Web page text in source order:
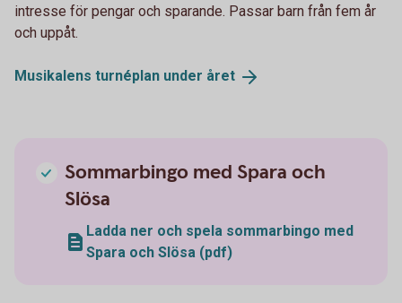
intresse för pengar och sparande. Passar barn från fem år
och uppåt.
Musikalens turnéplan under året
Sommarbingo med Spara och
Slösa
Ladda ner och spela sommarbingo med
Spara och Slösa (pdf)